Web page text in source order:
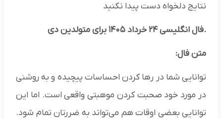
نتایج دلخواه دست پیدا نکنید
.فال انگلیسی ۲۴ خرداد ۱۴۰۵ برای متولدین دی
متن فال:
توانایی شما در رها کردن احساسات پیچیده و به روشنی
در مورد خود صحبت کردن موهبتی واقعی است. اما این
توانایی بعضی اوقات هم می‌تواند به ضررتان تمام شود.